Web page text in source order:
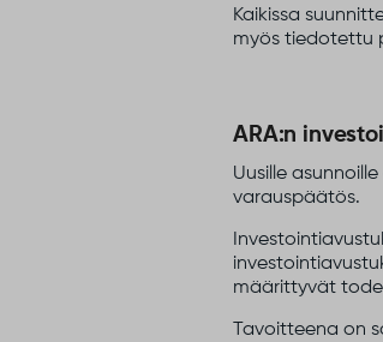
Kaikissa
myös tiedotettu
ARA:n
Uusille
varauspäätös.
määrittyvät
Tavoitteena on